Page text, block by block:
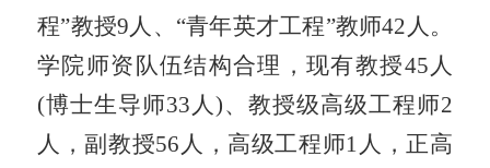
程”教授9 人、“青年英才工程”教师42 人。
学院师资队伍结构合理，现有教授45 人
(博士生导师33 人)、教授级高级工程师2
人，副教授56 人，高级工程师1 人，正高